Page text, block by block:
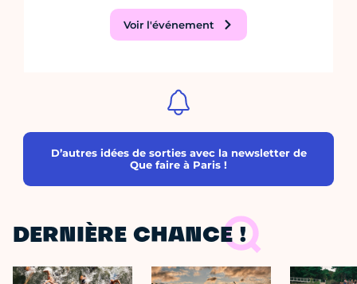
Voir l'événement
D’autres idées de sorties avec la newsletter de
Que faire à Paris !
DERNIÈRE CHANCE !